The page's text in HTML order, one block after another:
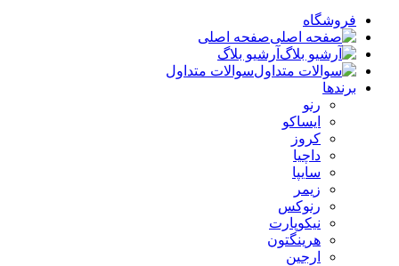
فروشگاه
صفحه اصلی
آرشیو بلاگ
سوالات متداول
برندها
رنو
ایساکو
کروز
داچیا
سایپا
زیمر
رنوکس
نیکوپارت
هرینگتون
ارجین